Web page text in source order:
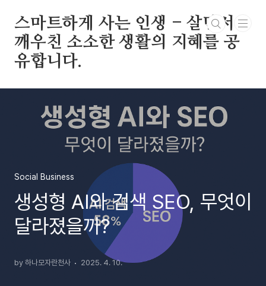
스마트하게 사는 인생 - 살면서
깨우친 소소한 생활의 지혜를 공
유합니다.
Social Business
생성형 AI와 검색 SEO, 무엇이
달라졌을까?
by 하나모자란천사 2025. 4. 10.